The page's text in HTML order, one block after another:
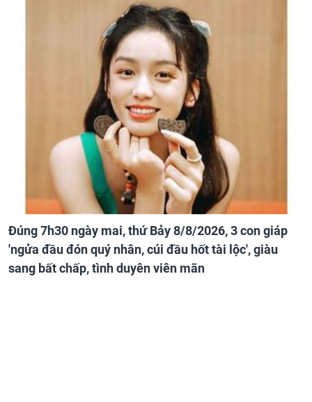
Đúng 7h30 ngày mai, thứ Bảy 8/8/2026, 3 con giáp
'ngửa đầu đón quý nhân, cúi đầu hốt tài lộc', giàu
sang bất chấp, tình duyên viên mãn